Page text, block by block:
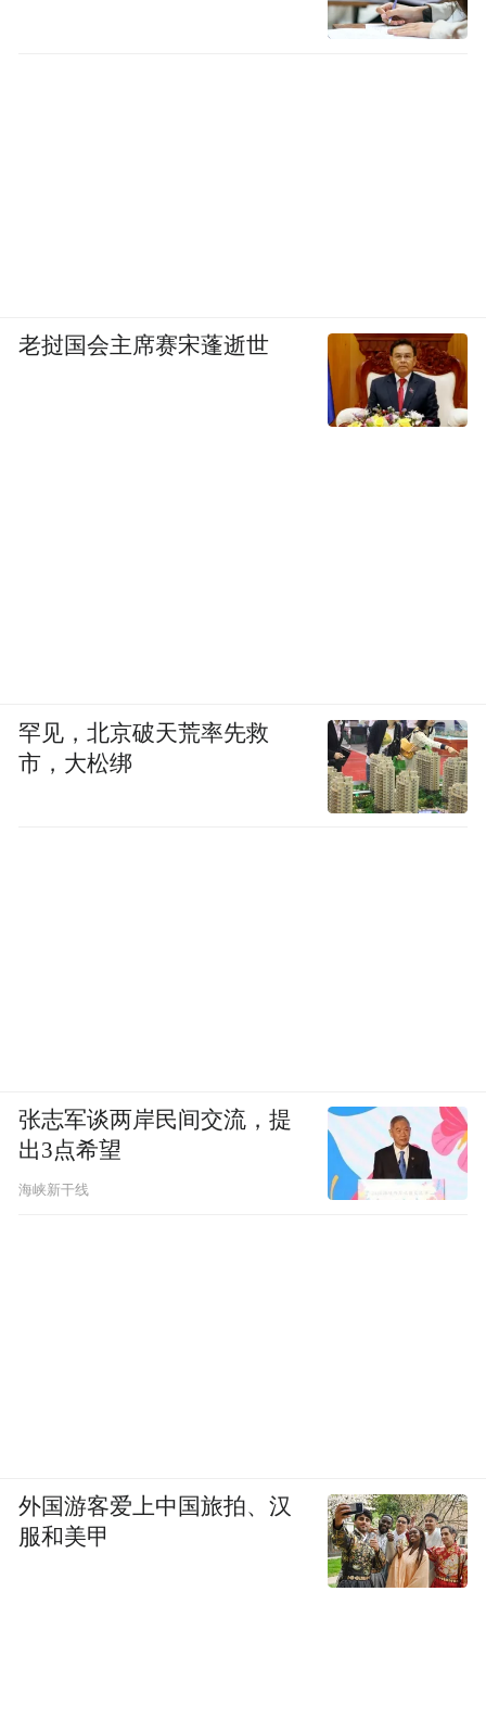
老挝国会主席赛宋蓬逝世
罕见，北京破天荒率先救
市，大松绑
张志军谈两岸民间交流，提
出3点希望
海峡新干线
外国游客爱上中国旅拍、汉
服和美甲